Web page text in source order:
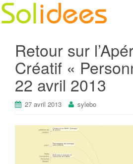
Retour sur
Créatif «
22 avril 2013
27 avril 2013 sylebo